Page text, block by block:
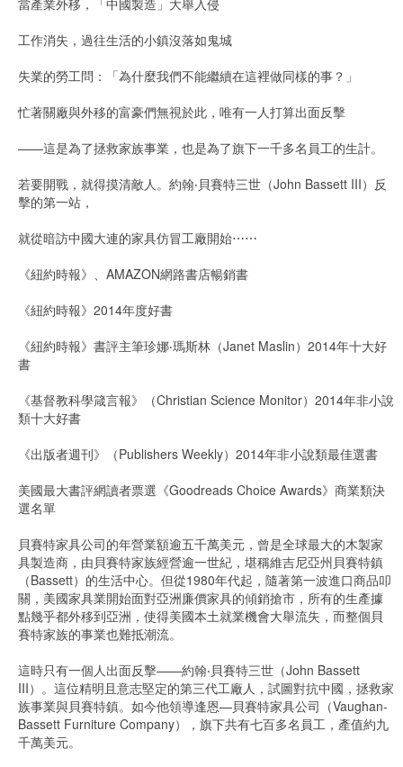
工作消失，過往生活的小鎮沒落如鬼城
失業的勞工問：「為什麼我們不能繼續在這裡做同樣的事？」
忙著關廠與外移的富豪們無視於此，唯有一人打算出面反擊
——這是為了拯救家族事業，也是為了旗下一千多名員工的生計。
若要開戰，就得摸清敵人。約翰‧貝賽特三世（John Bassett III）反
擊的第一站，
就從暗訪中國大連的家具仿冒工廠開始⋯⋯
《紐約時報》、AMAZON網路書店暢銷書
《紐約時報》2014年度好書
《紐約時報》書評主筆珍娜‧瑪斯林（Janet Maslin）2014年十大好
書
《基督教科學箴言報》（Christian Science Monitor）2014年非小說
類十大好書
《出版者週刊》（Publishers Weekly）2014年非小說類最佳選書
美國最大書評網讀者票選《Goodreads Choice Awards》商業類決
選名單
貝賽特家具公司的年營業額逾五千萬美元，曾是全球最大的木製家
具製造商，由貝賽特家族經營逾一世紀，堪稱維吉尼亞州貝賽特鎮
（Bassett）的生活中心。但從1980年代起，隨著第一波進口商品叩
關，美國家具業開始面對亞洲廉價家具的傾銷搶市，所有的生產據
點幾乎都外移到亞洲，使得美國本土就業機會大舉流失，而整個貝
賽特家族的事業也難抵潮流。
這時只有一個人出面反擊——約翰‧貝賽特三世（John Bassett
III）。這位精明且意志堅定的第三代工廠人，試圖對抗中國，拯救家
族事業與貝賽特鎮。如今他領導逢恩—貝賽特家具公司（Vaughan-
Bassett Furniture Company），旗下共有七百多名員工，產值約九
千萬美元。